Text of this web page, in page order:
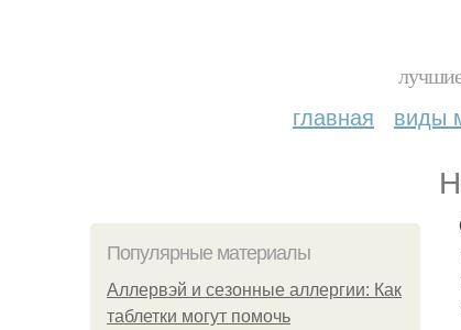
главная виды
Популярные материалы
Аллервэй и сезонные аллергии: Как
таблетки могут помочь